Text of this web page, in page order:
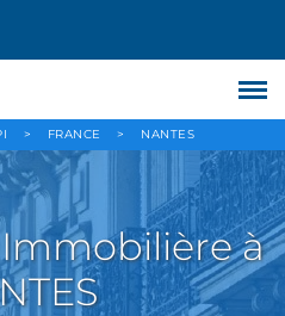
> FRANCE > NANTES
à